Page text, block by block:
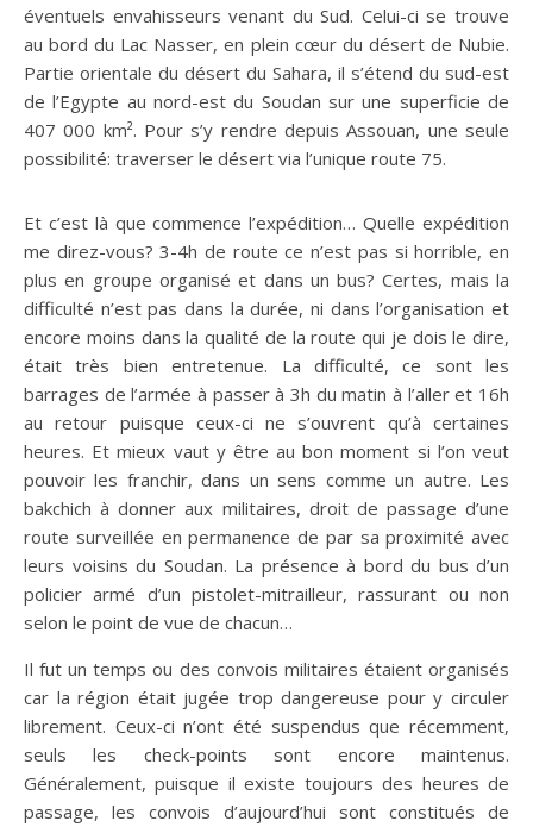
éventuels envahisseurs venant du Sud. Celui-ci se trouve
au bord du Lac Nasser, en plein cœur du désert de Nubie.
Partie orientale du désert du Sahara, il s’étend du sud-est
de l’Egypte au nord-est du Soudan sur une superficie de
407 000 km². Pour s’y rendre depuis Assouan, une seule
possibilité: traverser le désert via l’unique route 75.
Et c’est là que commence l’expédition… Quelle expédition
me direz-vous? 3-4h de route ce n’est pas si horrible, en
plus en groupe organisé et dans un bus? Certes, mais la
difficulté n’est pas dans la durée, ni dans l’organisation et
encore moins dans la qualité de la route qui je dois le dire,
était très bien entretenue. La difficulté, ce sont les
barrages de l’armée à passer à 3h du matin à l’aller et 16h
au retour puisque ceux-ci ne s’ouvrent qu’à certaines
heures. Et mieux vaut y être au bon moment si l’on veut
pouvoir les franchir, dans un sens comme un autre. Les
bakchich à donner aux militaires, droit de passage d’une
route surveillée en permanence de par sa proximité avec
leurs voisins du Soudan. La présence à bord du bus d’un
policier armé d’un pistolet-mitrailleur, rassurant ou non
selon le point de vue de chacun…
Il fut un temps ou des convois militaires étaient organisés
car la région était jugée trop dangereuse pour y circuler
librement. Ceux-ci n’ont été suspendus que récemment,
seuls les check-points sont encore maintenus.
Généralement, puisque il existe toujours des heures de
passage, les convois d’aujourd’hui sont constitués de